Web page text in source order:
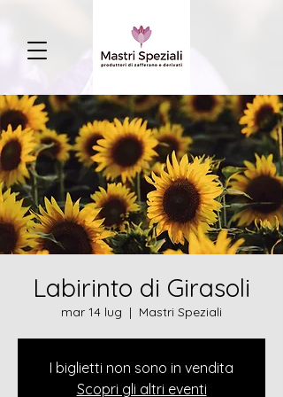
Labirinto di Girasoli
mar 14 lug
  |
Mastri Speziali
I biglietti non sono in vendita
Scopri gli altri eventi